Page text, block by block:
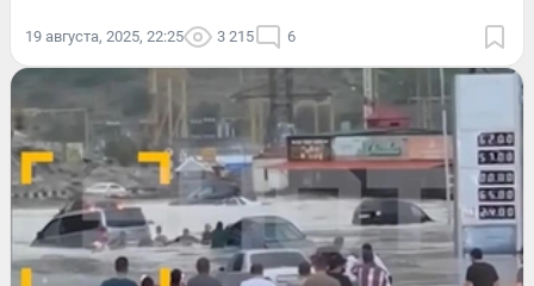
19 августа, 2025, 22:25 3 215 6